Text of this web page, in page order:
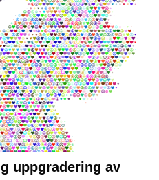
uppgradering av